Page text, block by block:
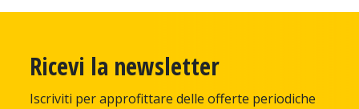
Ricevi la newsletter
Iscriviti per approfittare delle offerte periodiche